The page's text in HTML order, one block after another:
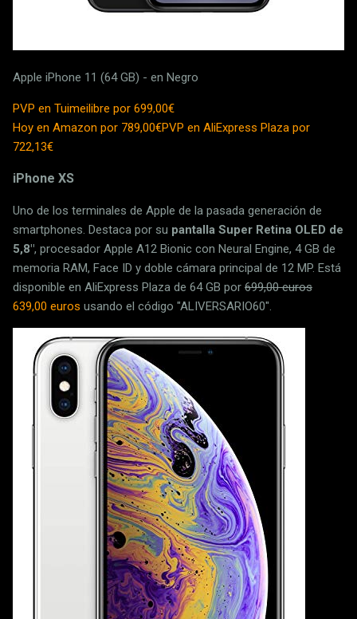
Apple iPhone 11 (64 GB) - en Negro
PVP en Tuimeilibre por 699,00€
Hoy en Amazon por 789,00€PVP en AliExpress Plaza por
722,13€
iPhone XS
Uno de los terminales de Apple de la pasada generación de
smartphones. Destaca por su pantalla Super Retina OLED de
5,8", procesador Apple A12 Bionic con Neural Engine, 4 GB de
memoria RAM, Face ID y doble cámara principal de 12 MP. Está
disponible en AliExpress Plaza de 64 GB por 699,00 euros
639,00 euros usando el código "ALIVERSARIO60".